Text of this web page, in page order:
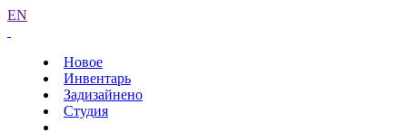
EN
Новое
Инвентарь
Задизайнено
Студия